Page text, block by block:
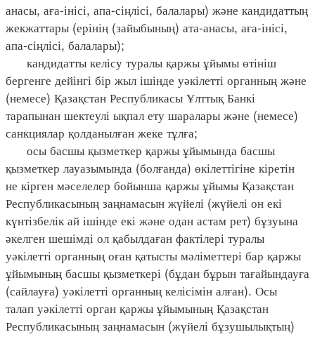
анасы, аға-інісі, апа-сіңлісі, балалары) және кандидаттың
жекжаттары (ерінің (зайыбының) ата-анасы, аға-інісі,
апа-сіңлісі, балалары);
кандидатты келісу туралы қаржы ұйымы өтініш
бергенге дейінгі бір жыл ішінде уәкілетті органның және
(немесе) Қазақстан Республикасы Ұлттық Банкі
тарапынан шектеулі ықпал ету шаралары және (немесе)
санкциялар қолданылған жеке тұлға;
осы басшы қызметкер қаржы ұйымында басшы
қызметкер лауазымында (болғанда) өкілеттігіне кіретін
не кірген мәселелер бойынша қаржы ұйымы Қазақстан
Республикасының заңнамасын жүйелі (жүйелі он екі
күнтізбелік ай ішінде екі және одан астам рет) бұзуына
әкелген шешімді ол қабылдаған фактілері туралы
уәкілетті органның оған қатысты мәліметтері бар қаржы
ұйымының басшы қызметкері (бұдан бұрын тағайындауға
(сайлауға) уәкілетті органның келісімін алған). Осы
талап уәкілетті орган қаржы ұйымының Қазақстан
Республикасының заңнамасын (жүйелі бұзушылықтың)